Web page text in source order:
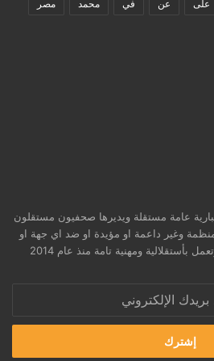
على عن في محمد مصر
عامة مستقلة ويديرها صحفيون مستقلون
وغير داعمة او مؤيدة او ضد اي جهة او
ومهنية تامة منذ عام 2014